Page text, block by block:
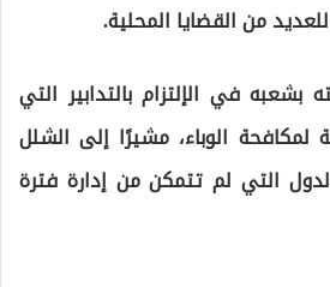
من القضايا المحلية.
بشعبه في الإلتزام بالتدابير التي
لمكافحة الوباء، مشيرًا إلى الشلل
التي لم تتمكن من إدارة فترة